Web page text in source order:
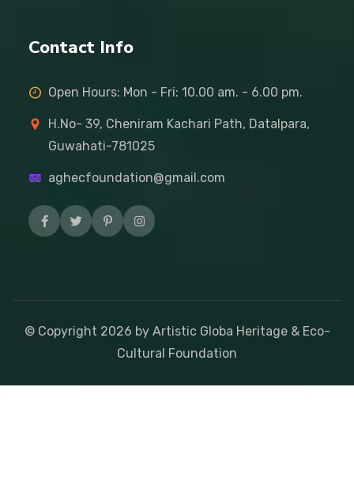
Contact Info
Open Hours: Mon - Fri: 10.00 am. - 6.00 pm.
H.No- 39, Cheniram Kachari Path, Datalpara,
Guwahati-781025
aghecfoundation@gmail.com
© Copyright 2026 by Artistic Globa Heritage & Eco-
Cultural Foundation